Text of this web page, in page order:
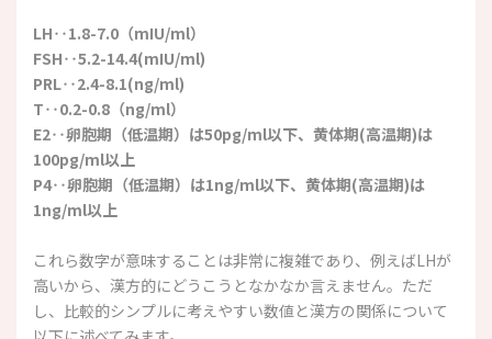
LH‥1.8-7.0（mIU/ml）
FSH‥5.2-14.4(mIU/ml)
PRL‥2.4-8.1(ng/ml)
T‥0.2-0.8（ng/ml）
E2‥卵胞期（低温期）は50pg/ml以下、黄体期(高温期)は
100pg/ml以上
P4‥卵胞期（低温期）は1ng/ml以下、黄体期(高温期)は
1ng/ml以上
これら数字が意味することは非常に複雑であり、例えばLHが
高いから、漢方的にどうこうとなかなか言えません。ただ
し、比較的シンプルに考えやすい数値と漢方の関係について